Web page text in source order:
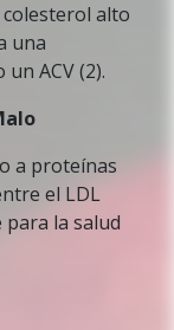
alto
una
ACV (2).
a proteínas
el LDL
para la salud